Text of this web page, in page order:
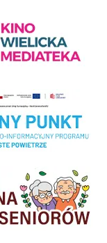
Czyste Powietrze w Gminie
Rady Seniorow - Wieliczka